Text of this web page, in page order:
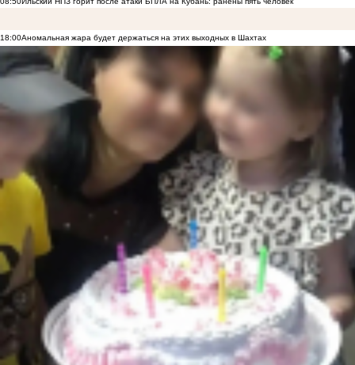
18:00Аномальная жара будет держаться на этих выходных в Шахтах